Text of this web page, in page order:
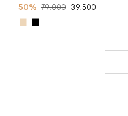
50% 79,000 39,500
■ ■